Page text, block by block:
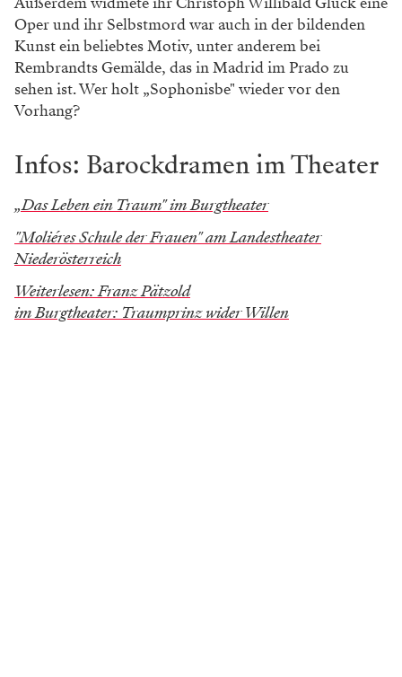
Oper und ihr Selbstmord war auch in der bildenden
Kunst ein beliebtes Motiv, unter anderem bei
Rembrandts Gemälde, das in Madrid im Prado zu
sehen ist. Wer holt „Sophonisbe" wieder vor den
Vorhang?
Infos: Barockdramen im Theater
„Das Leben ein Traum" im Burgtheater
"Moliéres Schule der Frauen" am Landestheater
Niederösterreich
Weiterlesen: Franz Pätzold
im Burgtheater: Traumprinz wider Willen